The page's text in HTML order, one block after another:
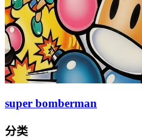
super bomberman
分类